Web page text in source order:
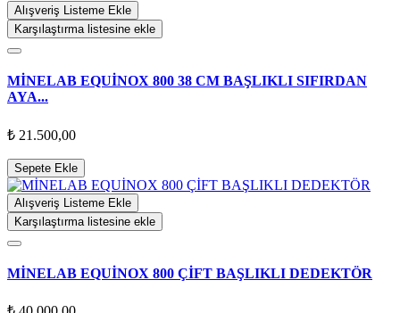
Alışveriş Listeme Ekle
Karşılaştırma listesine ekle
MİNELAB EQUİNOX 800 38 CM BAŞLIKLI SIFIRDAN
AYA...
₺ 21.500,00
Sepete Ekle
Alışveriş Listeme Ekle
Karşılaştırma listesine ekle
MİNELAB EQUİNOX 800 ÇİFT BAŞLIKLI DEDEKTÖR